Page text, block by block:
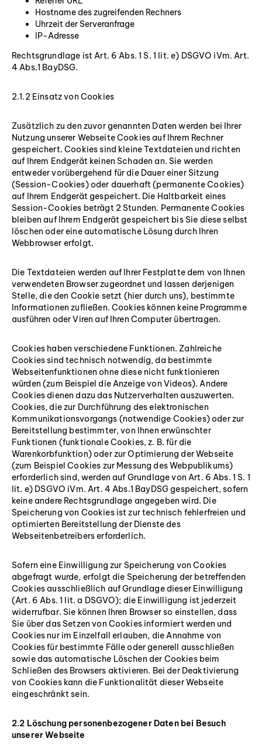
Hostname des zugreifenden Rechners
Uhrzeit der Serveranfrage
IP-Adresse
Rechtsgrundlage ist Art. 6 Abs. 1 S. 1 lit. e) DSGVO iVm. Art.
4 Abs.1 BayDSG.
2.1.2 Einsatz von Cookies
Zusätzlich zu den zuvor genannten Daten werden bei Ihrer
Nutzung unserer Webseite Cookies auf Ihrem Rechner
gespeichert. Cookies sind kleine Textdateien und richten
auf Ihrem Endgerät keinen Schaden an. Sie werden
entweder vorübergehend für die Dauer einer Sitzung
(Session-Cookies) oder dauerhaft (permanente Cookies)
auf Ihrem Endgerät gespeichert. Die Haltbarkeit eines
Session-Cookies beträgt 2 Stunden. Permanente Cookies
bleiben auf Ihrem Endgerät gespeichert bis Sie diese selbst
löschen oder eine automatische Lösung durch Ihren
Webbrowser erfolgt.
Die Textdateien werden auf Ihrer Festplatte dem von Ihnen
verwendeten Browser zugeordnet und lassen derjenigen
Stelle, die den Cookie setzt (hier durch uns), bestimmte
Informationen zufließen. Cookies können keine Programme
ausführen oder Viren auf Ihren Computer übertragen.
Cookies haben verschiedene Funktionen. Zahlreiche
Cookies sind technisch notwendig, da bestimmte
Webseitenfunktionen ohne diese nicht funktionieren
würden (zum Beispiel die Anzeige von Videos). Andere
Cookies dienen dazu das Nutzerverhalten auszuwerten.
Cookies, die zur Durchführung des elektronischen
Kommunikationsvorgangs (notwendige Cookies) oder zur
Bereitstellung bestimmter, von Ihnen erwünschter
Funktionen (funktionale Cookies, z. B. für die
Warenkorbfunktion) oder zur Optimierung der Webseite
(zum Beispiel Cookies zur Messung des Webpublikums)
erforderlich sind, werden auf Grundlage von Art. 6 Abs. 1 S. 1
lit. e) DSGVO iVm. Art. 4 Abs.1 BayDSG gespeichert, sofern
keine andere Rechtsgrundlage angegeben wird. Die
Speicherung von Cookies ist zur technisch fehlerfreien und
optimierten Bereitstellung der Dienste des
Webseitenbetreibers erforderlich.
Sofern eine Einwilligung zur Speicherung von Cookies
abgefragt wurde, erfolgt die Speicherung der betreffenden
Cookies ausschließlich auf Grundlage dieser Einwilligung
(Art. 6 Abs. 1 lit. a DSGVO); die Einwilligung ist jederzeit
widerrufbar. Sie können Ihren Browser so einstellen, dass
Sie über das Setzen von Cookies informiert werden und
Cookies nur im Einzelfall erlauben, die Annahme von
Cookies für bestimmte Fälle oder generell ausschließen
sowie das automatische Löschen der Cookies beim
Schließen des Browsers aktivieren. Bei der Deaktivierung
von Cookies kann die Funktionalität dieser Webseite
eingeschränkt sein.
2.2 Löschung personenbezogener Daten bei Besuch
unserer Webseite